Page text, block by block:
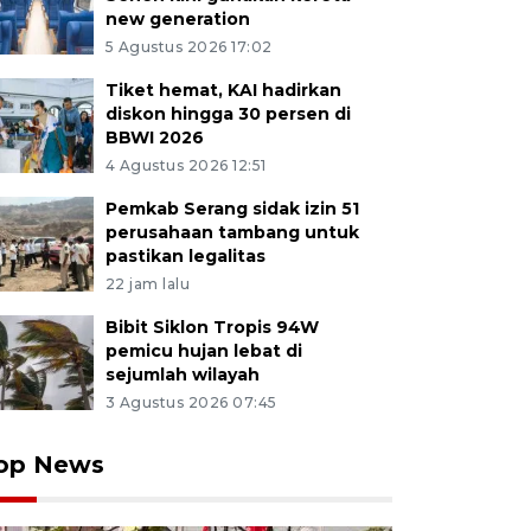
new generation
5 Agustus 2026 17:02
Tiket hemat, KAI hadirkan
diskon hingga 30 persen di
BBWI 2026
4 Agustus 2026 12:51
Pemkab Serang sidak izin 51
perusahaan tambang untuk
pastikan legalitas
22 jam lalu
Bibit Siklon Tropis 94W
pemicu hujan lebat di
sejumlah wilayah
3 Agustus 2026 07:45
News